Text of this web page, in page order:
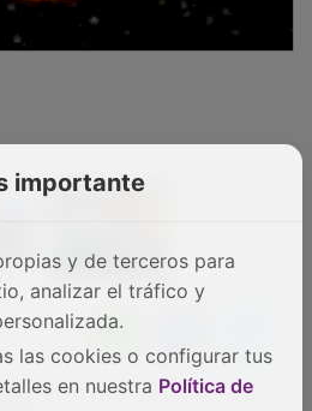
importante
y de terceros para
analizar el tráfico y
las cookies o configurar tus
en nuestra Política de